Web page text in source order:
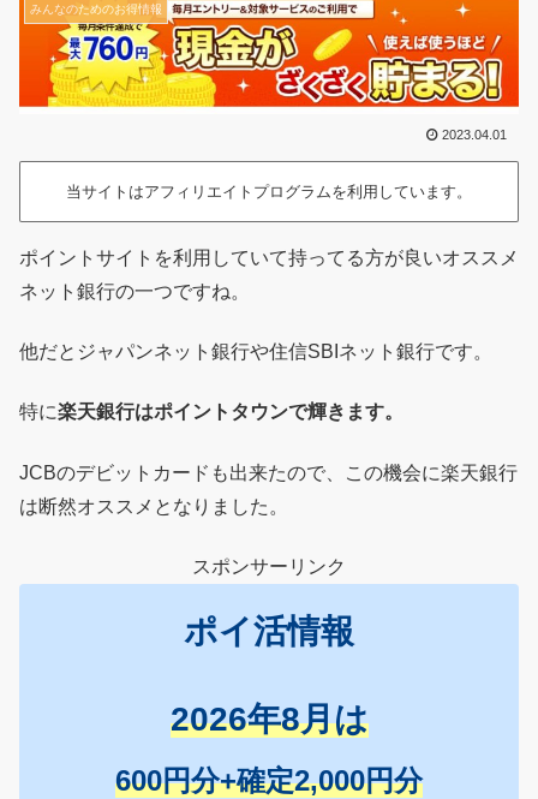
みんなのためのお得情報
2023.04.01
当サイトはアフィリエイトプログラムを利用しています。
ポイントサイトを利用していて持ってる方が良いオススメ
ネット銀行の一つですね。
他だとジャパンネット銀行や住信SBIネット銀行です。
特に楽天銀行はポイントタウンで輝きます。
JCBのデビットカードも出来たので、この機会に楽天銀行
は断然オススメとなりました。
スポンサーリンク
ポイ活情報
2026年8月は
600円分+確定2,000円分